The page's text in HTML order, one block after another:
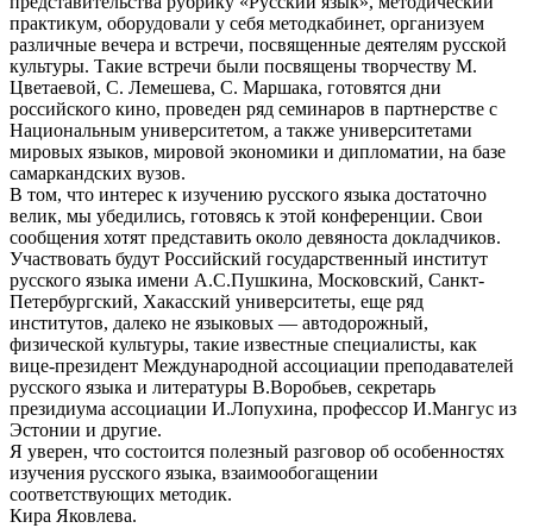
практикум, оборудовали у себя методкабинет, организуем
различные вечера и встречи, посвященные деятелям русской
культуры. Такие встречи были посвящены творчеству М.
Цветаевой, С. Лемешева, С. Маршака, готовятся дни
российского кино, проведен ряд семинаров в партнерстве с
Национальным университетом, а также университетами
мировых языков, мировой экономики и дипломатии, на базе
самаркандских вузов.
В том, что интерес к изучению русского языка достаточно
велик, мы убедились, готовясь к этой конференции. Свои
сообщения хотят представить около девяноста докладчиков.
Участвовать будут Российский государственный институт
русского языка имени А.С.Пушкина, Московский, Санкт-
Петербургский, Хакасский университеты, еще ряд
институтов, далеко не языковых — автодорожный,
физической культуры, такие известные специалисты, как
вице-президент Международной ассоциации преподавателей
русского языка и литературы В.Воробьев, секретарь
президиума ассоциации И.Лопухина, профессор И.Мангус из
Эстонии и другие.
Я уверен, что состоится полезный разговор об особенностях
изучения русского языка, взаимообогащении
соответствующих методик.
Кира Яковлева.